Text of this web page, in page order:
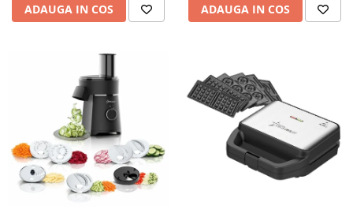
ADAUGA IN COS ADAUGA IN COS